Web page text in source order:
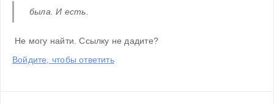
была. И есть.
Не могу найти. Ссылку не дадите?
Войдите, чтобы ответить